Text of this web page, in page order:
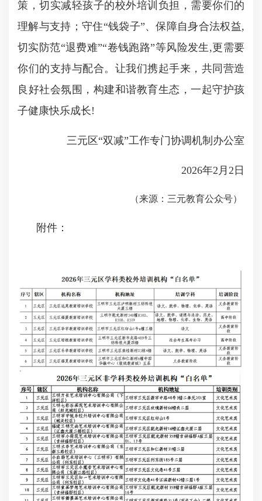
策，切实减轻孩子的校外培训负担，需要你们的
理解与支持；守住“钱袋子”、保障自身合法权益,
切实防范“退费难”“卷钱跑路”等风险发生,更需要
你们的支持与配合。让我们携起手来，共同营造
良好社会氛围，构建和谐教育生态，一起守护孩
子健康快乐成长!
三元区“双减”工作专门协调机制办公室
2026年2月2日
（来源：三元教育公众号）
附件：